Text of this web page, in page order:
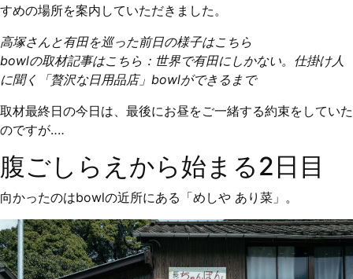
すめの場所を案内していただきました。
高塚さんと有田を巡った前日の様子はこちら
bowlの取材記事はこちら： 世界で有田にしかない。仕掛け人
に聞く「贅沢な日用品店」bowlができるまで
取材最終日の今日は、最後にお昼をご一緒する約束をしていた
のですが‥‥
腹ごしらえから始まる2日目
向かったのはbowlの近所にある「めしや あり菜」。